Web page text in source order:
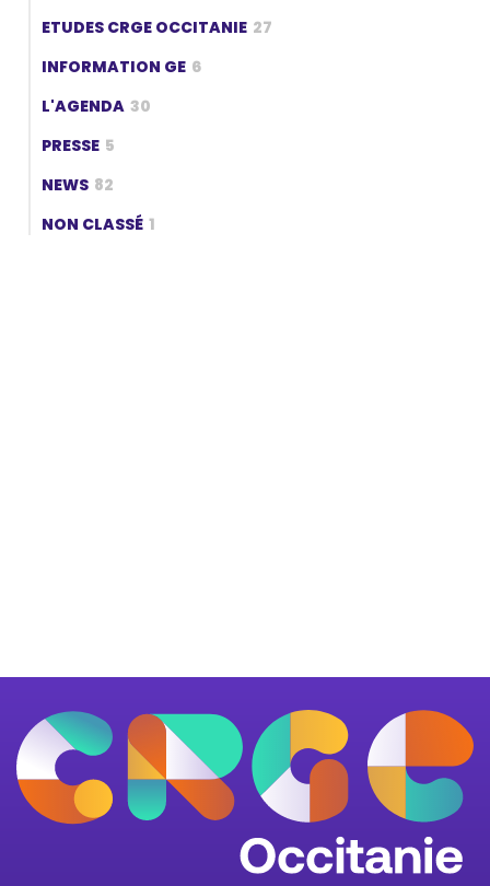
ETUDES CRGE OCCITANIE 27
INFORMATION GE 6
L'AGENDA 30
PRESSE 5
NEWS 82
NON CLASSÉ 1